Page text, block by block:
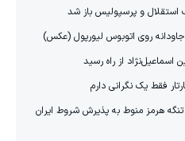
استقلال و پرسپولیس باز شد
روی اتوبوس لیورپول (عکس)
اسماعیل‌نژاد از راه رسید
فقط یک نگرانی دارم
تنگه هرمز منوط به پذیرش شروط ایران